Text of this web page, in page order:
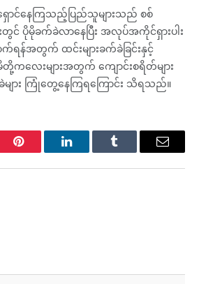
ာင်နေကြသည့်ပြည်သူများသည် စစ်
င် ပိုမိုခက်ခဲလာနေပြီး အလုပ်အကိုင်ရှားပါး
ာက်ရန်အတွက် ထင်းများခက်ခဲခြင်းနှင့်
မိတို့ကလေးများအတွက် ကျောင်းစရိတ်များ
ျား ကြုံတွေ့နေကြရကြောင်း သိရသည်။
Pinterest LinkedInTumblr Email